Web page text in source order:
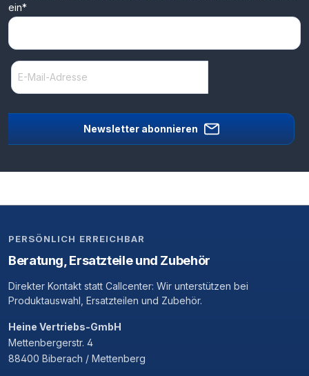
ein*
Newsletter abonnieren
PERSÖNLICH ERREICHBAR
Beratung, Ersatzteile und Zubehör
Direkter Kontakt statt Callcenter: Wir unterstützen bei
Produktauswahl, Ersatzteilen und Zubehör.
Heine Vertriebs-GmbH
Mettenbergerstr. 4
88400 Biberach / Mettenberg